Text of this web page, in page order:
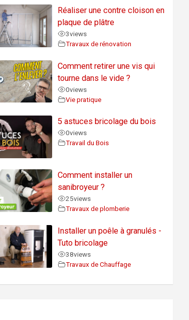
Réaliser une contre cloison en
plaque de plâtre
3views
Travaux de rénovation
Comment retirer une vis qui
tourne dans le vide ?
0views
Vie pratique
5 astuces bricolage du bois
0views
Travail du Bois
Comment installer un
sanibroyeur ?
25views
Travaux de plomberie
Installer un poêle à granulés -
Tuto bricolage
38views
Travaux de Chauffage